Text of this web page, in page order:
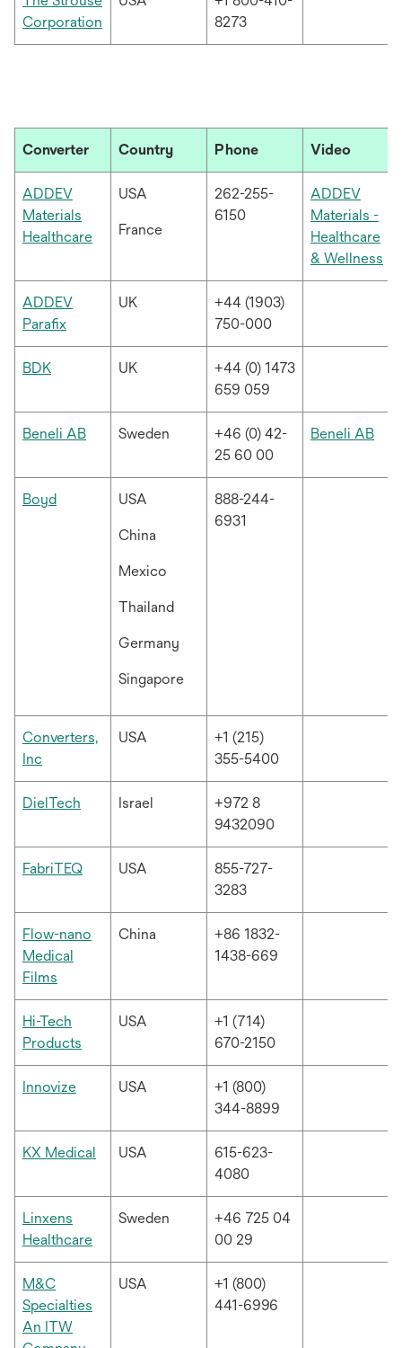
서
열
Corporation
탭
림
8273
Converter Country Phone Video
ADDEV
Materials
Healthcare새
에
림
USA
France
262-255-
6150
ADDEV
Materials -
Healthcare
& Wellness
탭
열
ADDEV
Parafix새
탭
열
림
UK
+44 (1903)
750-000
BDK새
에
서
림
UK
+44 (0) 1473
659 059
Beneli AB새
에
Sweden
+46 (0) 42-
25 60 00
Beneli AB새
에
Boyd새
USA
China
Mexico
Thailand
Germany
Singapore
888-244-
6931
Converters,
Inc
탭
에
열
림
USA
+1 (215)
355-5400
DielTech
에
서
림
Israel
+972 8
9432090
FabriTEQ새
에
서
USA
855-727-
3283
Flow-nano
Medical
Films
탭
에
서
열
림
China
+86 1832-
1438-669
Hi-Tech
Products
탭
열
림
USA
+1 (714)
670-2150
Innovize새
에
서
림
USA
+1 (800)
344-8899
KX Medical
에
림
USA
615-623-
4080
Linxens
Healthcare새
탭
Sweden
+46 725 04
00 29
M&C
Specialties
An ITW
USA
+1 (800)
441-6996